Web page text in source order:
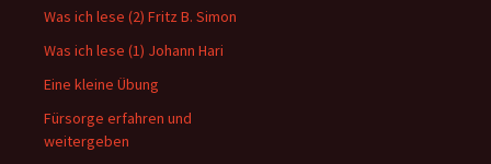
Was ich lese (2) Fritz B. Simon
Was ich lese (1) Johann Hari
Eine kleine Übung
Fürsorge erfahren und
weitergeben